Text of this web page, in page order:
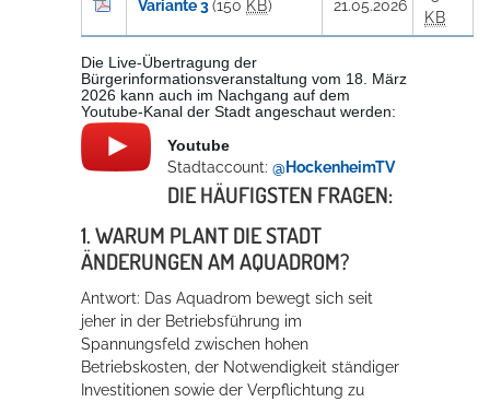
Variante 3(150 KB) 21.05.2026
KB
Die Live-Übertragung der
Bürgerinformationsveranstaltung vom 18. März
2026 kann auch im Nachgang auf dem
Youtube-Kanal der Stadt angeschaut werden:
Youtube
Stadtaccount: @HockenheimTV
DIE HÄUFIGSTEN FRAGEN:
1. WARUM PLANT DIE STADT
ÄNDERUNGEN AM AQUADROM?
Antwort: Das Aquadrom bewegt sich seit
jeher in der Betriebsführung im
Spannungsfeld zwischen hohen
Betriebskosten, der Notwendigkeit ständiger
Investitionen sowie der Verpflichtung zu